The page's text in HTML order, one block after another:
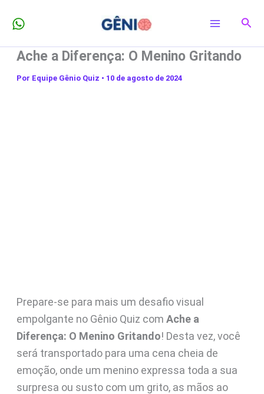
para
conteúdo
Ache a Diferença: O Menino Gritando
Por Equipe Gênio Quiz • 10 de agosto de 2024
Prepare-se para mais um desafio visual
empolgante no Gênio Quiz com Ache a
Diferença: O Menino Gritando! Desta vez, você
será transportado para uma cena cheia de
emoção, onde um menino expressa toda a sua
surpresa ou susto com um grito, as mãos ao